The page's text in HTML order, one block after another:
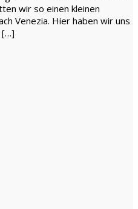
wir so einen kleinen
Venezia. Hier haben wir uns
[…]